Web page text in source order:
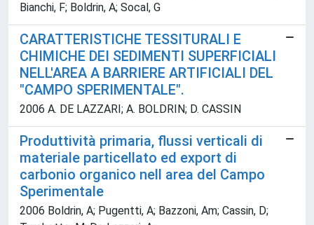
Bianchi, F; Boldrin, A; Socal, G
CARATTERISTICHE TESSITURALI E
CHIMICHE DEI SEDIMENTI SUPERFICIALI
NELL'AREA A BARRIERE ARTIFICIALI DEL
"CAMPO SPERIMENTALE".
2006 A. DE LAZZARI; A. BOLDRIN; D. CASSIN
Produttività primaria, flussi verticali di
materiale particellato ed export di
carbonio organico nell area del Campo
Sperimentale
2006 Boldrin, A; Pugentti, A; Bazzoni, Am; Cassin, D;